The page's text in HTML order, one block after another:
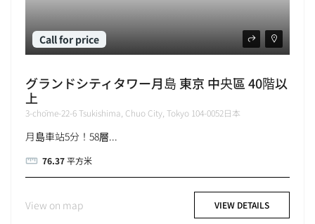
Call for price
グランドシティタワー月島 東京 中央區 40階以
上
3-chōme-22-6 Tsukishima, Chuo City, Tokyo 104-0052日本
月島車站5分！58層...
76.37平方米
View on map VIEW DETAILS